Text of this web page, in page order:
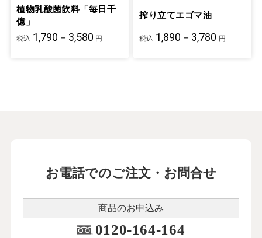
植物乳酸菌飲料「毎日千
億」
税込 1,790－3,580 円
搾り立てエゴマ油
税込 1,890－3,780 円
お電話でのご注文・お問合せ
商品のお申込み
0120-164-164